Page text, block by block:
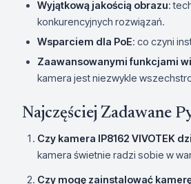
Wyjątkową jakością obrazu:
konkurencyjnych rozwiązań.
Wsparciem dla PoE: co czyni
Zaawansowanymi funkcjami
kamera jest niezwykle
Najczęściej Zadawane
Czy kamera IP8162 VIVOTEK
kamera świetnie radzi sobie w
Czy mogę zainstalować